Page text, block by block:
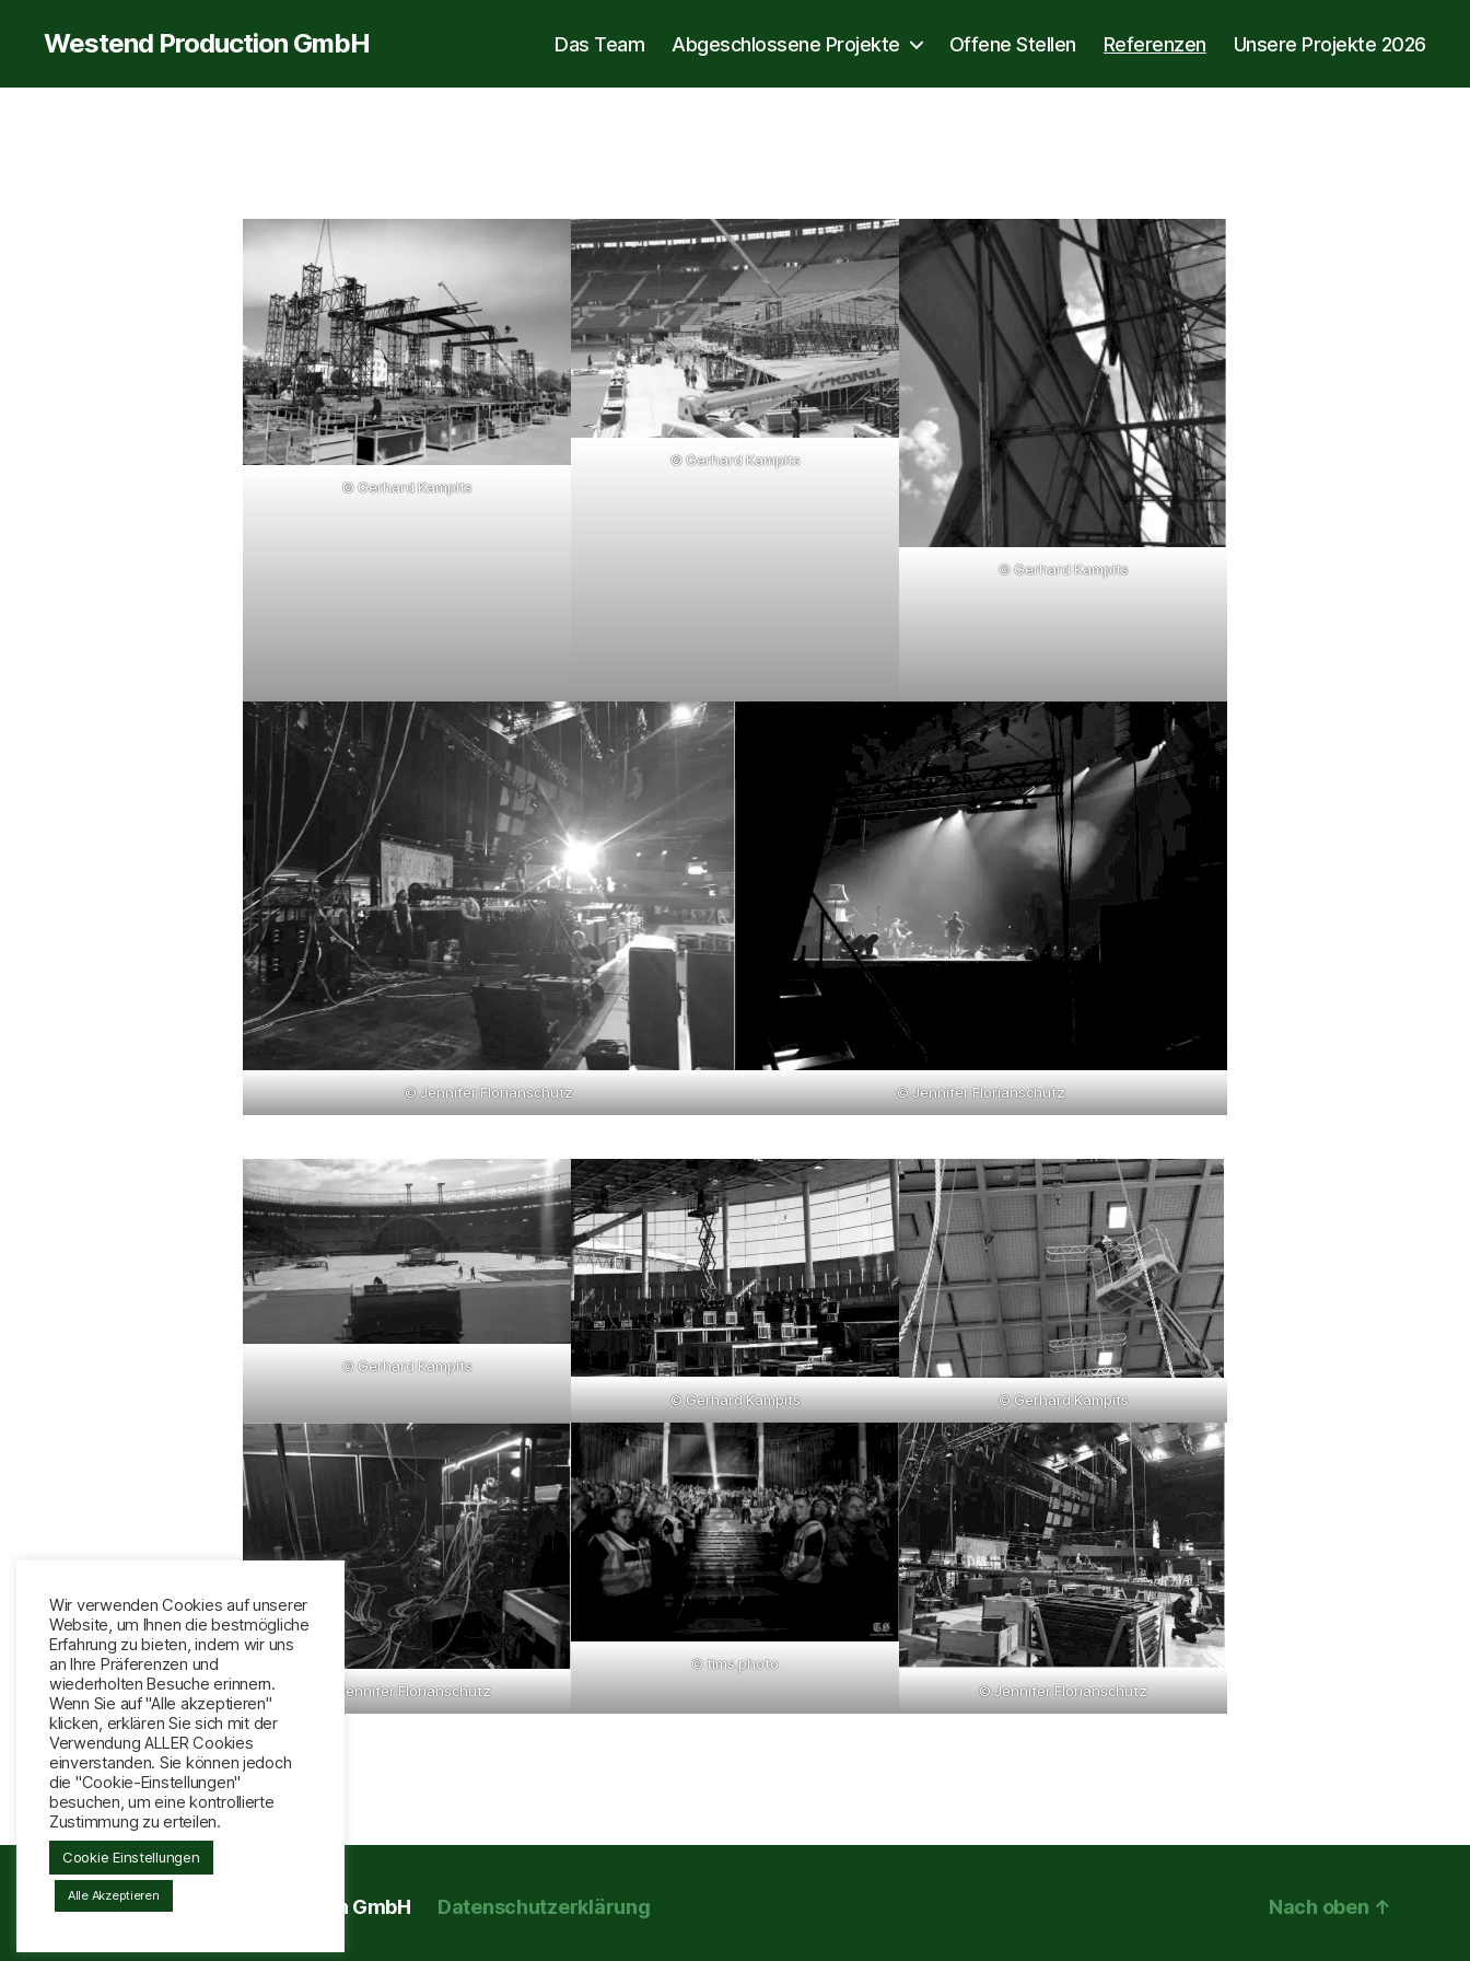
Westend Production GmbH Das Team Abgeschlossene Projekte Offene Stellen Referenzen Unsere Projekte 2026
© Gerhard Kampits
© Gerhard Kampits
© Gerhard Kampits
© Jennifer Florianschütz © Jennifer Florianschütz
© Gerhard Kampits
© Gerhard Kampits
© Gerhard Kampits
© Jennifer Florianschütz
© tims.photo
© Jennifer Florianschütz
© 2026Westend Production GmbH Datenschutzerklärung Nach oben ↑
Wir verwenden Cookies auf unserer
Website, um Ihnen die bestmögliche
Erfahrung zu bieten, indem wir uns
an Ihre Präferenzen und
wiederholten Besuche erinnern.
Wenn Sie auf "Alle akzeptieren"
klicken, erklären Sie sich mit der
Verwendung ALLER Cookies
einverstanden. Sie können jedoch
die "Cookie-Einstellungen"
besuchen, um eine kontrollierte
Zustimmung zu erteilen.
Cookie Einstellungen
Alle Akzeptieren